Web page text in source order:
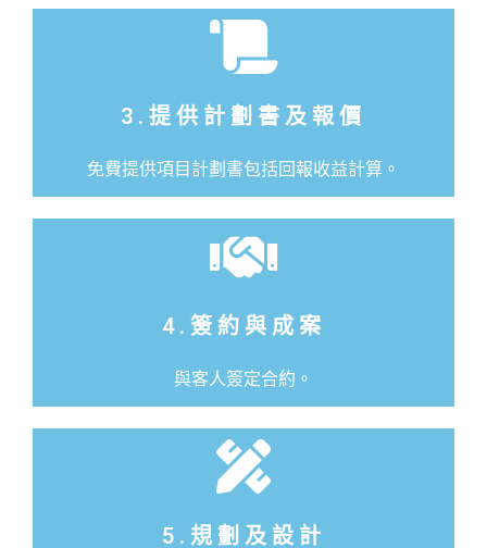
3.提供計劃書及報價
免費提供項目計劃書包括回報收益計算。
4.簽約與成案
與客人簽定合約。
5.規劃及設計